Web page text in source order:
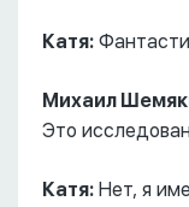
Катя:
Михаил
Это
Катя: Нет, я